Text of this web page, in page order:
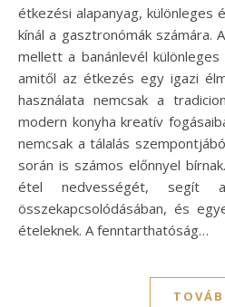
étkezési alapanyag, különleges
kínál a gasztronómák számára.
mellett a banánlevél
amitől az étkezés egy igazi
használata nemcsak a
modern konyha kreatív
nemcsak a tálalás
során is számos előnnyel
étel nedvességét, segít a
összekapcsolódásában, és
ételeknek. A fenntarthatóság…